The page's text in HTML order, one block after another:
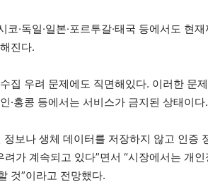
코·독일·일본·포르투갈·태국 등에서도 현
진다.
집 우려 문제에도 직면해있다. 이러한 문
·홍콩 등에서는 서비스가 금지된 상태이다.
정보나 생체 데이터를 저장하지 않고 인증
가 계속되고 있다”면서 “시장에서는 개
것”이라고 전망했다.